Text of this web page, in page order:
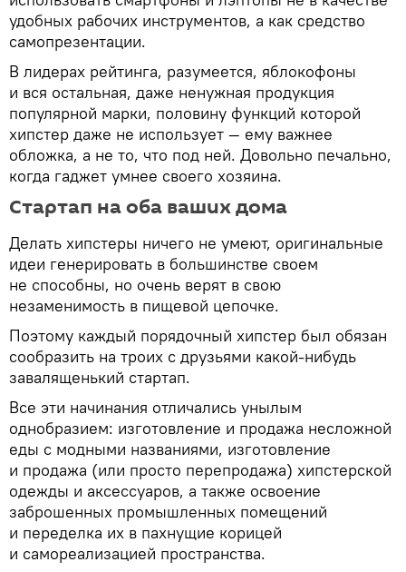
удобных рабочих инструментов, а как средство
самопрезентации.
В лидерах рейтинга, разумеется, яблокофоны
и вся остальная, даже ненужная продукция
популярной марки, половину функций которой
хипстер даже не использует — ему важнее
обложка, а не то, что под ней. Довольно печально,
когда гаджет умнее своего хозяина.
Стартап на оба ваших дома
Делать хипстеры ничего не умеют, оригинальные
идеи генерировать в большинстве своем
не способны, но очень верят в свою
незаменимость в пищевой цепочке.
Поэтому каждый порядочный хипстер был обязан
сообразить на троих с друзьями какой-нибудь
завалященький стартап.
Все эти начинания отличались унылым
однобразием: изготовление и продажа несложной
еды с модными названиями, изготовление
и продажа (или просто перепродажа) хипстерской
одежды и аксессуаров, а также освоение
заброшенных промышленных помещений
и переделка их в пахнущие корицей
и самореализацией пространства.